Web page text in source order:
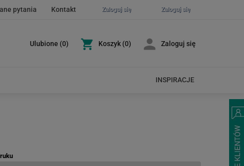
Zaloguj się
Zaloguj się
pytania Kontakt
Ulubione (0) Koszyk (0) Zaloguj się
INSPIRACJE